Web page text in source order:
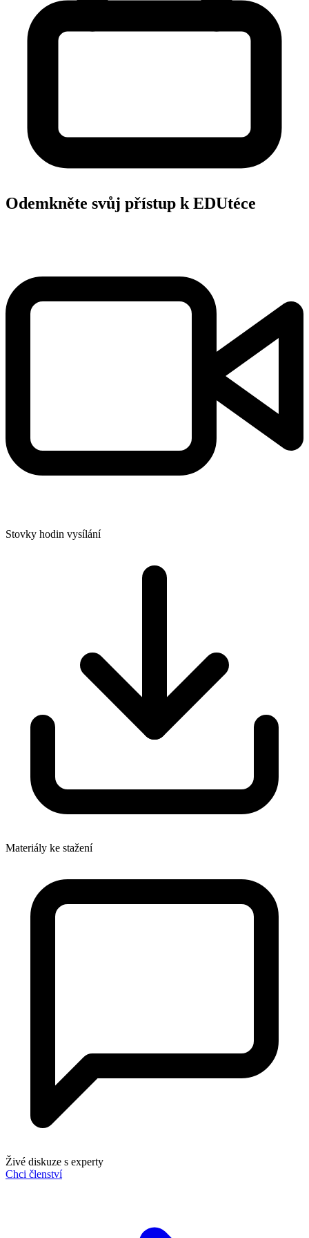
Odemkněte svůj přístup k EDUtéce
Stovky hodin vysílání
Materiály ke stažení
Živé diskuze s experty
Chci členství